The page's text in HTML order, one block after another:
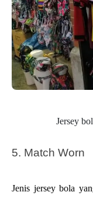
Jersey
5. Match Worn
Jenis jersey bola